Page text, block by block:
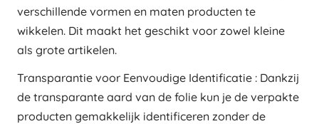
verschillende vormen en maten producten te
wikkelen. Dit maakt het geschikt voor zowel kleine
als grote artikelen.
Transparantie voor Eenvoudige Identificatie : Dankzij
de transparante aard van de folie kun je de verpakte
producten gemakkelijk identificeren zonder de